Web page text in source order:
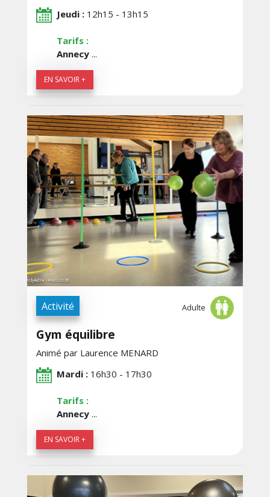
Jeudi : 12h15 - 13h15
Tarifs :
Annecy ...
EN SAVOIR +
Activité Adulte
Gym équilibre
Animé par Laurence MENARD
Mardi : 16h30 - 17h30
Tarifs :
Annecy ...
EN SAVOIR +